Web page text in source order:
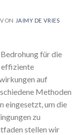
VON JAIMY DE VRIES
für die
effiziente
auf
Methoden
eingesetzt, um die
zu
stellen wir